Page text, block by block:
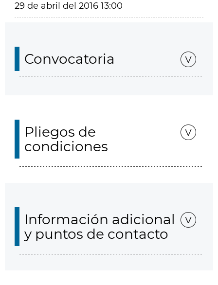
29 de abril del 2016 13:00
Convocatoria
Pliegos de
condiciones
Información adicional
y puntos de contacto